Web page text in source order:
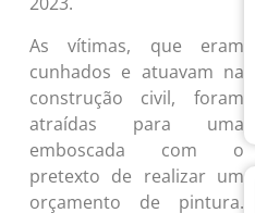
As vítimas, que eram
cunhados e atuavam na
construção civil, foram
atraídas para uma
emboscada com o
pretexto de realizar um
orçamento de pintura.